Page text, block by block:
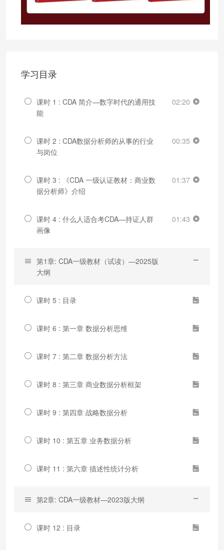
学习目录
课时 1 : CDA 简介—数字时代的通用技
能
02:20
课时 2 : CDA数据分析师的从事的行业
与岗位
00:35
课时 3 : 《CDA 一级认证教材：商业数
据分析师》介绍
01:37
课时 4 : 什么人适合考CDA—持证人群
画像
01:43
第1章: CDA一级教材（试读）—2025版
大纲
课时 5 : 目录
课时 6 : 第一章 数据分析思维
课时 7 : 第二章 数据分析方法
课时 8 : 第三章 商业数据分析框架
课时 9 : 第四章 战略数据分析
课时 10 : 第五章 业务数据分析
课时 11 : 第六章 描述性统计分析
第2章: CDA一级教材—2023版大纲
课时 12 : 目录